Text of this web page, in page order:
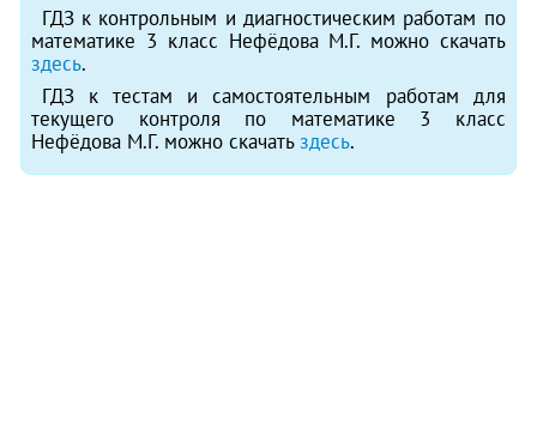
ГДЗ к контрольным и диагностическим работам по
математике 3 класс Нефёдова М.Г. можно скачать
здесь.
ГДЗ к тестам и самостоятельным работам для
текущего контроля по математике 3 класс
Нефёдова М.Г. можно скачатьздесь.